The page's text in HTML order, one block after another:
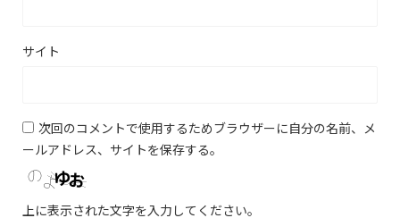
サイト
次回のコメントで使用するためブラウザーに自分の名前、メ
ールアドレス、サイトを保存する。
上に表示された文字を入力してください。